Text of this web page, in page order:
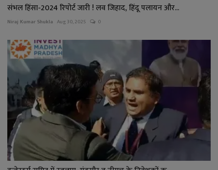
संभल हिंसा-2024 रिपोर्ट जारी ! लव जिहाद, हिंदू पलायन और...
Niraj Kumar Shukla Aug 30, 2025 0